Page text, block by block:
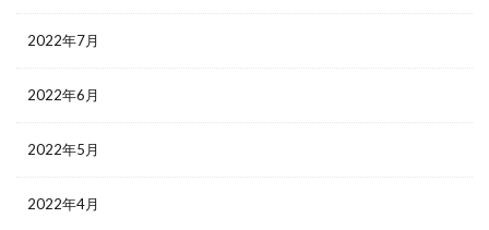
2022年7月
2022年6月
2022年5月
2022年4月